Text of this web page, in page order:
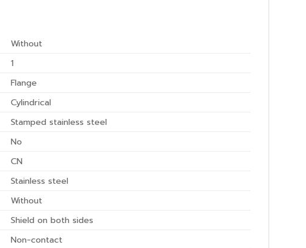
Without
1
Flange
Cylindrical
Stamped stainless steel
No
CN
Stainless steel
Without
Shield on both sides
Non-contact